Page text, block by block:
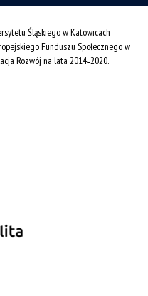
Śląskiego w Katowicach
Funduszu Społecznego w
Rozwój na lata 2014˗2020.